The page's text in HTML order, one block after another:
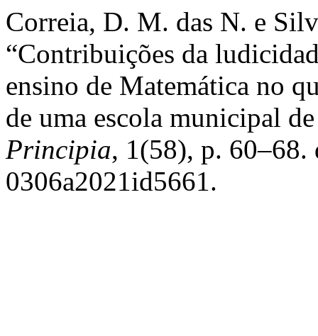
Correia, D. M. das N. e
“Contribuições da
ensino de Matemática no
de uma escola municipal
Principia, 1(58), p.
0306a2021id5661.